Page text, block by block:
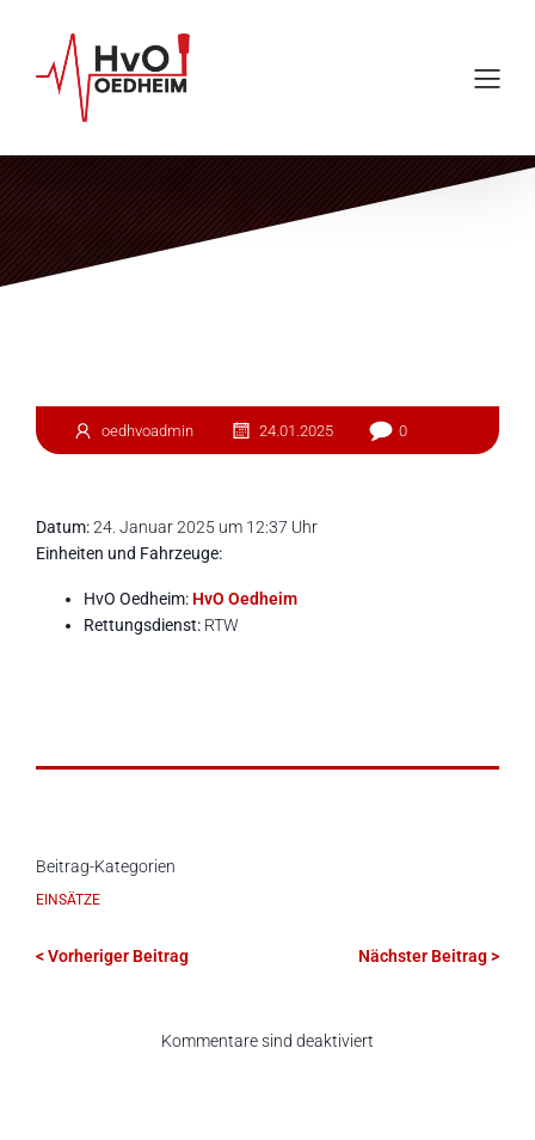
oedhvoadmin 24.01.2025 0
Datum:24. Januar 2025 um 12:37 Uhr
Einheiten und Fahrzeuge:
HvO Oedheim: HvO Oedheim
Rettungsdienst: RTW
Beitrag-Kategorien
EINSÄTZE
< Vorheriger Beitrag Nächster Beitrag >
Kommentare sind deaktiviert